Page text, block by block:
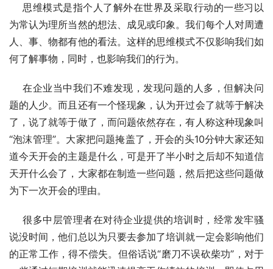
思维模式是指个人了解外在世界及采取行动的一些习以
为常认为理所当然的想法、成见或印象。我们每个人对周遭
人、事、物都有他的看法。这样的思维模式不仅影响我们如
何了解事物，同时，也影响我们的行为。
在企业当中我们不难发现，发现问题的人多，但解决问
题的人少。而且还有一个怪现象，认为开过会了就等于解决
了，说了就等于做了，而问题依然存在，有人称这种现象叫
“泡沫管理”。大家把问题掩盖了，开会的头10分钟大家还知
道今天开会的主题是什么，可是开了半小时之后却不知道信
天开什么会了，大家都在制造一些问题，然后把这些问题做
为下一次开会的理由。
很多中层管理者在对待企业提供的培训时，经常发牢骚
说没时间，他们总以为只要去参加了培训就一定会影响他们
的正常工作，得不偿失。但俗话说“磨刀不误砍柴功”，对于